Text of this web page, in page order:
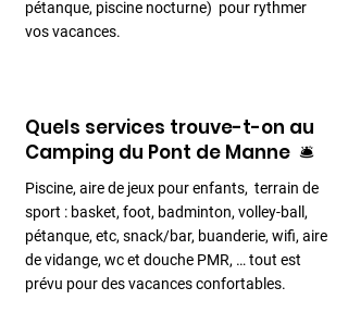
pétanque, piscine nocturne) pour rythmer
vos vacances.
Quels services trouve-t-on au
Camping du Pont de Manne 🛎️
Piscine, aire de jeux pour enfants, terrain de
sport : basket, foot, badminton, volley-ball,
pétanque, etc, snack/bar, buanderie, wifi, aire
de vidange, wc et douche PMR, … tout est
prévu pour des vacances confortables.